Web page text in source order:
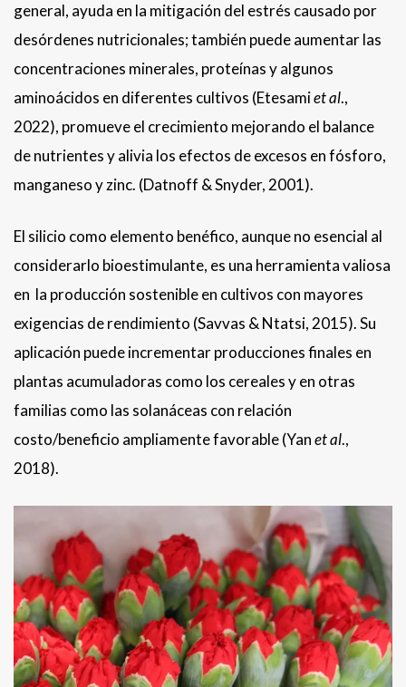
general, ayuda en la mitigación del estrés causado por
desórdenes nutricionales; también puede aumentar las
concentraciones minerales, proteínas y algunos
aminoácidos en diferentes cultivos (Etesamiet al.,
2022), promueve el crecimiento mejorando el balance
de nutrientes y alivia los efectos de excesos en fósforo,
manganeso y zinc. (Datnoff & Snyder, 2001).
El silicio como elemento benéfico, aunque no esencial al
considerarlo bioestimulante, es una herramienta valiosa
en la producción sostenible en cultivos con mayores
exigencias de rendimiento (Savvas & Ntatsi, 2015). Su
aplicación puede incrementar producciones finales en
plantas acumuladoras como los cereales y en otras
familias como las solanáceas con relación
costo/beneficio ampliamente favorable (Yanet al.,
2018).